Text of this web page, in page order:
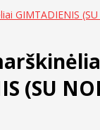
GIMTADIENIS
(SU